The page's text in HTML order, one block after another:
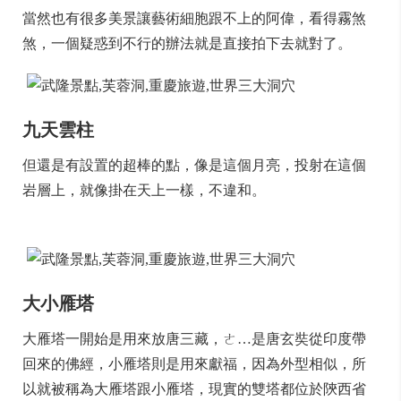
當然也有很多美景讓藝術細胞跟不上的阿偉，看得霧煞
煞，一個疑惑到不行的辦法就是直接拍下去就對了。
九天雲柱
但還是有設置的超棒的點，像是這個月亮，投射在這個
岩層上，就像掛在天上一樣，不違和。
大小雁塔
大雁塔一開始是用來放唐三藏，ㄜ…是唐玄奘從印度帶
回來的佛經，小雁塔則是用來獻福，因為外型相似，所
以就被稱為大雁塔跟小雁塔，現實的雙塔都位於陝西省